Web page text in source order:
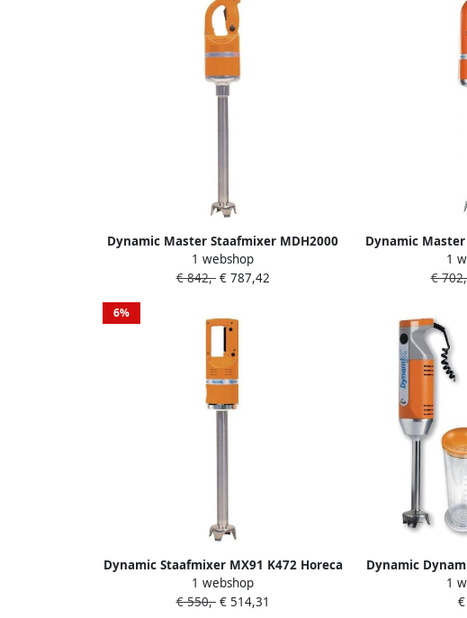
Dynamic Master Staafmixer MDH2000
CF014 Horeca & Professioneel
1 webshop
€ 842,-€ 787,42
Dynamic
1
€
6%
Dynamic Staafmixer MX91 K472 Horeca
& Professioneel
1 webshop
€ 550,-€ 514,31
Dynamic
MX052 CF2571